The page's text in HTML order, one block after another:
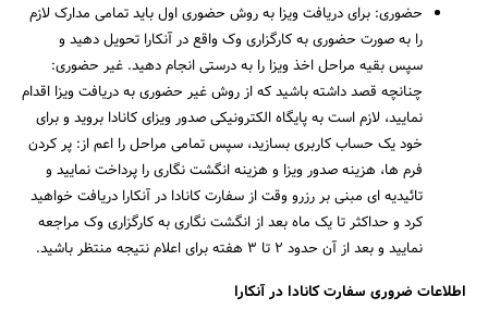
حضوری: برای دریافت ویزا به روش حضوری اول باید تمامی مدارک لازم
را به صورت حضوری به کارگزاری وک واقع در آنکارا تحویل دهید و
سپس بقیه مراحل اخذ ویزا را به درستی انجام دهید. غیر حضوری:
چنانچه قصد داشته باشید که از روش غیر حضوری به دریافت ویزا اقدام
نمایید، لازم است به پایگاه الکترونیکی صدور ویزای کانادا بروید و برای
خود یک حساب کاربری بسازید، سپس تمامی مراحل را اعم از: پر کردن
فرم ها، هزینه صدور ویزا و هزینه انگشت نگاری را پرداخت نمایید و
تائیدیه ‌ای مبنی بر رزرو وقت از سفارت کانادا در آنکارا دریافت خواهید
کرد و حداکثر تا یک ماه بعد از انگشت نگاری به کارگزاری وک مراجعه
نمایید و بعد از آن حدود 2 تا 3 هفته برای اعلام نتیجه منتظر باشید.
اطلاعات ضروری سفارت کانادا در آنکارا